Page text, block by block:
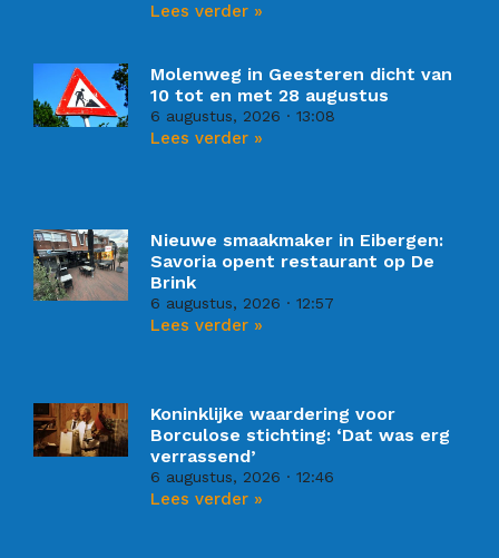
Lees verder »
Molenweg in Geesteren dicht van
10 tot en met 28 augustus
6 augustus, 2026 13:08
Lees verder »
Nieuwe smaakmaker in Eibergen:
Savoria opent restaurant op De
Brink
6 augustus, 2026 12:57
Lees verder »
Koninklijke waardering voor
Borculose stichting: ‘Dat was erg
verrassend’
6 augustus, 2026 12:46
Lees verder »